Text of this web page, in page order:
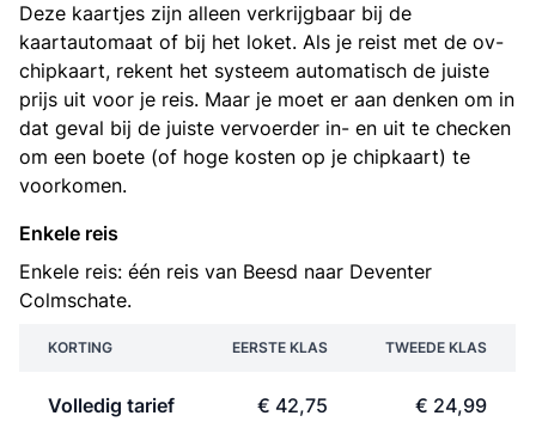
Deze kaartjes zijn alleen verkrijgbaar bij de
kaartautomaat of bij het loket. Als je reist met de ov-
chipkaart, rekent het systeem automatisch de juiste
prijs uit voor je reis. Maar je moet er aan denken om in
dat geval bij de juiste vervoerder in- en uit te checken
om een boete (of hoge kosten op je chipkaart) te
voorkomen.
Enkele reis
Enkele reis: één reis van Beesd naar Deventer
Colmschate.
KORTING EERSTE KLAS TWEEDE KLAS
Volledig tarief € 42,75 € 24,99